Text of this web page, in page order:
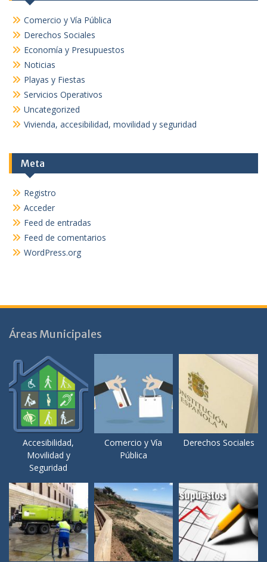
Comercio y Vía Pública
Derechos Sociales
Economía y Presupuestos
Noticias
Playas y Fiestas
Servicios Operativos
Uncategorized
Vivienda, accesibilidad, movilidad y seguridad
Meta
Registro
Acceder
Feed de entradas
Feed de comentarios
WordPress.org
Áreas Municipales
Accesibilidad,
Movilidad y
Seguridad
Comercio y Vía
Pública
Derechos Sociales